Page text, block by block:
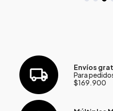
Envíos
Para
$169.900